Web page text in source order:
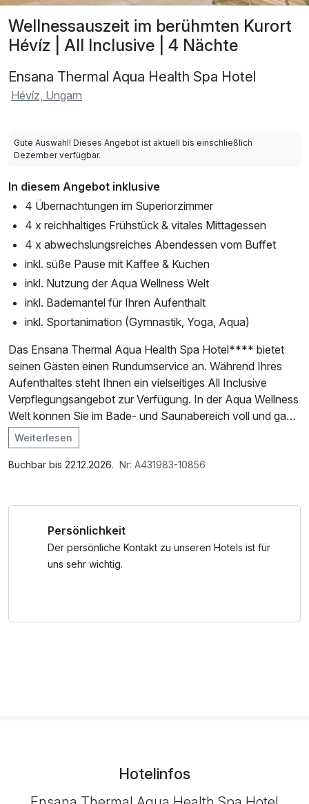
Wellnessauszeit im berühmten Kurort
Hévíz | All Inclusive | 4 Nächte
Ensana Thermal Aqua Health Spa Hotel
Hévíz, Ungarn
Gute Auswahl! Dieses Angebot ist aktuell bis einschließlich
Dezember verfügbar.
In diesem Angebot inklusive
4 Übernachtungen im Superiorzimmer
4 x reichhaltiges Frühstück & vitales Mittagessen
4 x abwechslungsreiches Abendessen vom Buffet
inkl. süße Pause mit Kaffee & Kuchen
inkl. Nutzung der Aqua Wellness Welt
inkl. Bademantel für Ihren Aufenthalt
inkl. Sportanimation (Gymnastik, Yoga, Aqua)
Das Ensana Thermal Aqua Health Spa Hotel**** bietet
seinen Gästen einen Rundumservice an. Während Ihres
Aufenthaltes steht Ihnen ein vielseitiges All Inclusive
Verpflegungsangebot zur Verfügung. In der Aqua Wellness
Welt können Sie im Bade- und Saunabereich voll und ganz
entspannen und wenn Sie doch ein wenig aktiver sein
möchten, können Sie beim Sportprogramm des Hotels
mitmachen.
07:00-10:00 Uhr - reichhaltiges Frühstücksangebot
10:00-15:00 Uhr - Kräutertees & Obst
Weiterlesen
Buchbar bis 22.12.2026. Nr: A431983-10856
Persönlichkeit
Der persönliche Kontakt zu unseren Hotels ist für
uns sehr wichtig.
Hotelinfos